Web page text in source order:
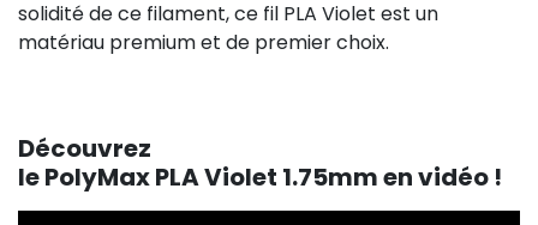
solidité de ce filament, ce fil PLA Violet est un
matériau premium et de premier choix.
Découvrez
le PolyMax PLA Violet 1.75mm en vidéo !